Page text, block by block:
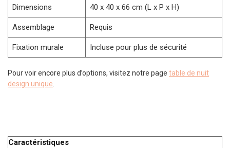
Dimensions 40 x 40 x 66 cm (L x P x H)
Assemblage Requis
Fixation murale Incluse pour plus de sécurité
Pour voir encore plus d’options, visitez notre page table de nuit
design unique
Caractéristiques